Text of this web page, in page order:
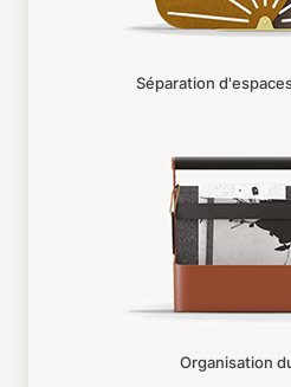
Séparation
Organisation